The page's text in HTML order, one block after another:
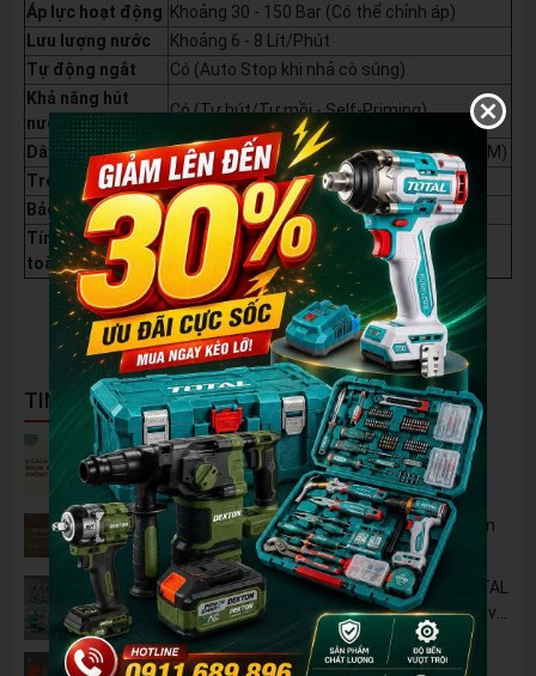
Áp lực hoạt động Khoảng 30 - 150 Bar (Có thể chỉnh áp)
Lưu lượng nước
Khoảng 6 - 8 Lít/Phút
Tự động ngắt
Có (Auto Stop khi nhả cò súng)
Khả năng hút
nước
Có (Tự hút/Tự mồi - Self-Priming)
Dây xịt áp lực
Dây xịt cao áp 10M (Phiên bản cũ có thể 8M)
Trọng lượng
Khoảng 9 Kg
Bảo hành
12 Tháng Bảo Hành Motor
Tính năng an
toàn
Công tắc chống rò rỉ điện/Chống giật
TIN NỔI BẬT
5 Cách Tận Dụng Máy Phun Xịt Áp Lực Cao
Không Chỉ Để Rửa Xe
Tủ Dụng Cụ CSPS: Giải Pháp Sắp Xếp Chuyên
Nghiệp Cho Mọi Xưởng Cơ Khí
🔋 Đột Phá Công Nghệ: Pin Lithium 42V TOTAL
B42M – Giải Pháp Thay Thế Máy Dùng Điện và
Nhiên Liệu
Pin 2Ah Chân Phổ Thông Dekton M21-